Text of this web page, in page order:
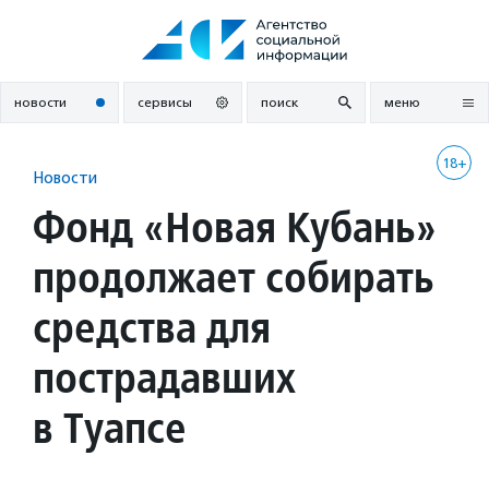
новости сервисы поиск меню
18+
Новости
Фонд «Новая Кубань»
продолжает собирать
средства для
пострадавших
в Туапсе